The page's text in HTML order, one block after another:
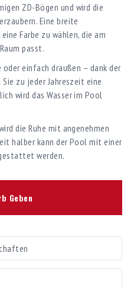
ZD-Bögen und wird die
Eine breite
Farbe zu wählen, die am
passt.
einfach draußen – dank der
zu jeder Jahreszeit eine
wird das Wasser im Pool
die Ruhe mit angenehmen
halber kann der Pool mit einer
werden.
Geben